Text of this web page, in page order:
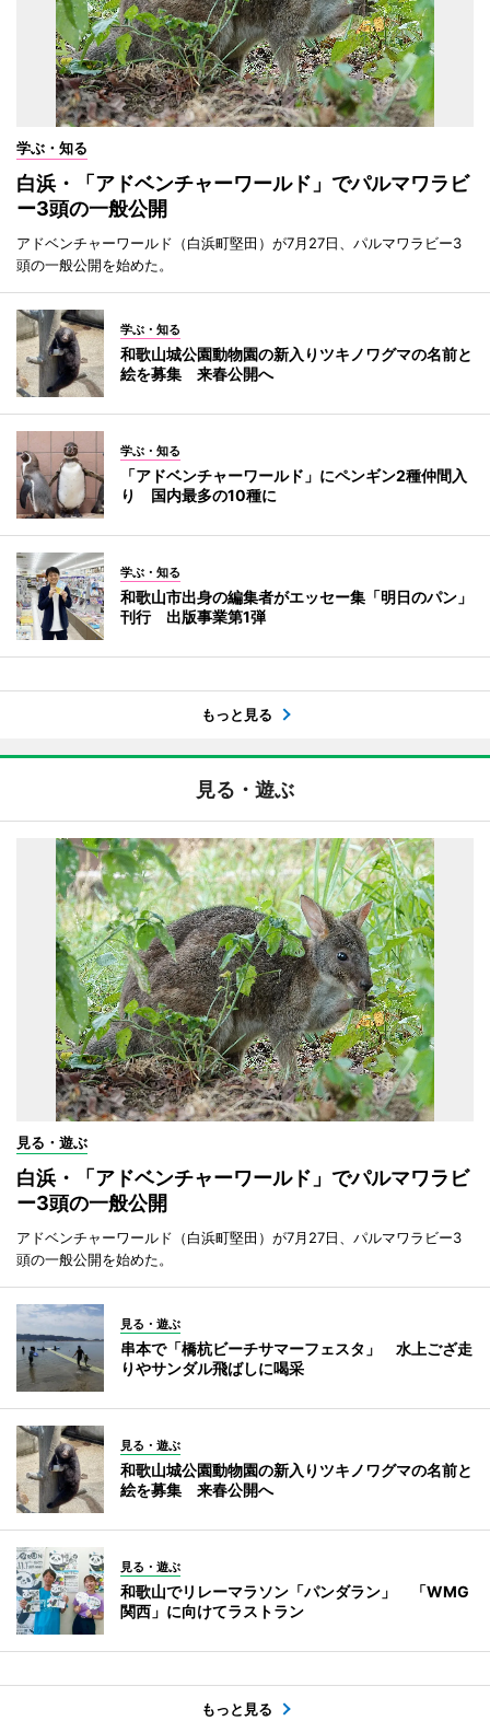
学ぶ・知る
白浜・「アドベンチャーワールド」でパルマワラビ
ー3頭の一般公開
アドベンチャーワールド（白浜町堅田）が7月27日、パルマワラビー3
頭の一般公開を始めた。
学ぶ・知る
和歌山城公園動物園の新入りツキノワグマの名前と
絵を募集 来春公開へ
学ぶ・知る
「アドベンチャーワールド」にペンギン2種仲間入
り 国内最多の10種に
学ぶ・知る
和歌山市出身の編集者がエッセー集「明日のパン」
刊行 出版事業第1弾
もっと見る
見る・遊ぶ
見る・遊ぶ
白浜・「アドベンチャーワールド」でパルマワラビ
ー3頭の一般公開
アドベンチャーワールド（白浜町堅田）が7月27日、パルマワラビー3
頭の一般公開を始めた。
見る・遊ぶ
串本で「橋杭ビーチサマーフェスタ」 水上ござ走
りやサンダル飛ばしに喝采
見る・遊ぶ
和歌山城公園動物園の新入りツキノワグマの名前と
絵を募集 来春公開へ
見る・遊ぶ
和歌山でリレーマラソン「パンダラン」 「WMG
関西」に向けてラストラン
もっと見る